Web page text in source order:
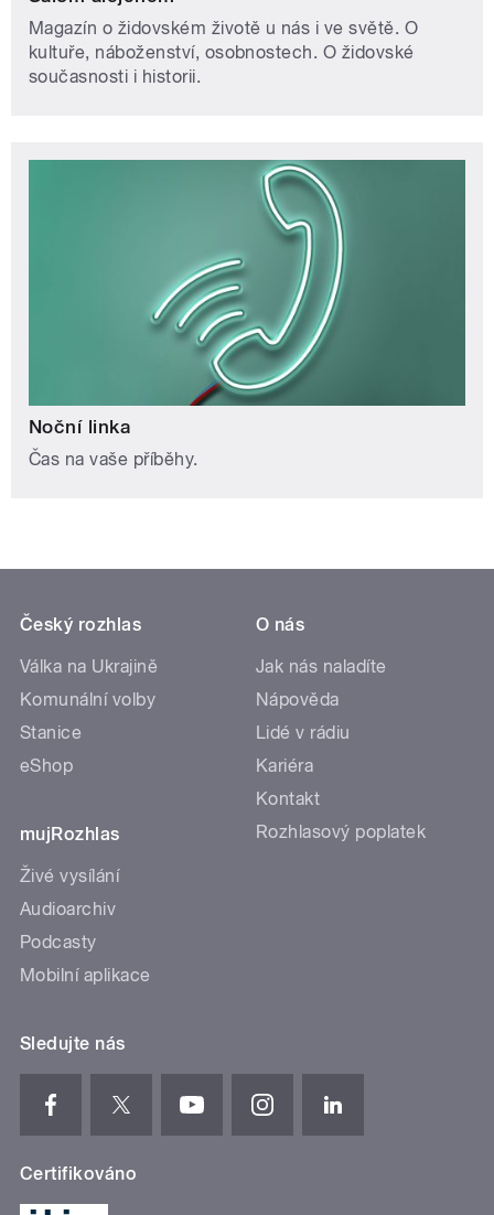
Magazín o židovském životě u nás i ve světě. O
kultuře, náboženství, osobnostech. O židovské
současnosti i historii.
Noční linka
Čas na vaše příběhy.
Český rozhlas
Válka na Ukrajině
Komunální volby
Stanice
eShop
mujRozhlas
Živé vysílání
Audioarchiv
Podcasty
Mobilní aplikace
O nás
Jak nás naladíte
Nápověda
Lidé v rádiu
Kariéra
Kontakt
Rozhlasový poplatek
Sledujte nás
Certifikováno